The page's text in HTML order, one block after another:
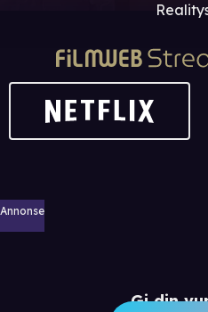
Annonse
Gi din